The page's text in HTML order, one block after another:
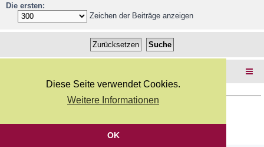
Diese Seite verwendet Cookies.
Weitere Informationen
OK
Die ersten:
Zeichen der Beiträge anzeigen
Deutsche Übersetzung durchphpBB.de